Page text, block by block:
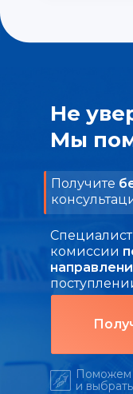
Получите
Не
Мы
комиссии
Поможем
и